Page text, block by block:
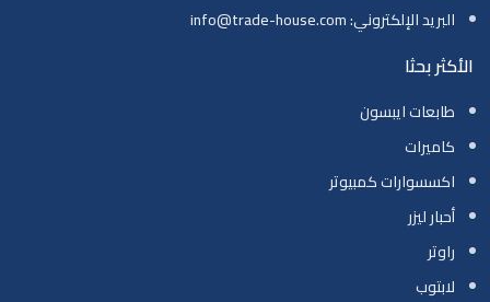
البريد الإلكتروني: info@trade-house.com
الأكثر بحثا
طابعات ايبسون
كاميرات
اكسسوارات كمبيوتر
أحبار ليزر
راوتر
لابتوب